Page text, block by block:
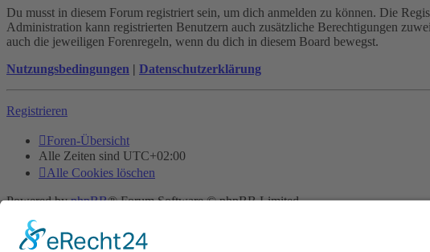
Du musst in diesem Forum registriert sein, um dich anmelden zu können. Die
Administration kann registrierten Benutzern auch zusätzliche Berechtigungen
auch die jeweiligen Forenregeln, wenn du dich in diesem Board bewegst.
Nutzungsbedingungen | Datenschutzerklärung
Registrieren
Foren-Übersicht
Alle Zeiten sind UTC+02:00
Alle Cookies löschen
Powered byphpBB® Forum Software © phpBB Limited
Deutsche Übersetzung durch